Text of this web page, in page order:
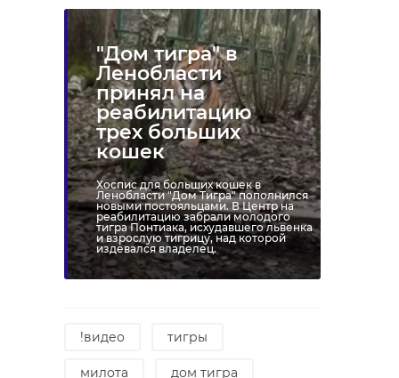
"Дом тигра" в
Ленобласти
принял на
реабилитацию
трех больших
кошек
Хоспис для больших кошек в
Ленобласти "Дом Тигра" пополнился
новыми постояльцами. В Центр на
реабилитацию забрали молодого
тигра Понтиака, исхудавшего львенка
и взрослую тигрицу, над которой
издевался владелец.
!видео тигры
милота дом тигра